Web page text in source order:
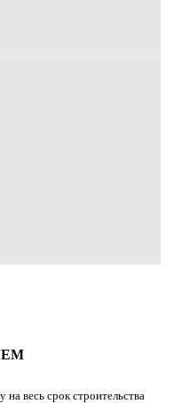
весь срок строительства